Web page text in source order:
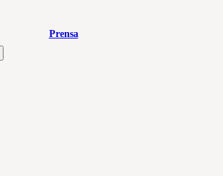
Prensa
- Prensa
a revolução do Blockchain e o
para adoção